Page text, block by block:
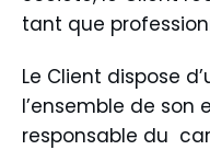
tant que
Le Client dispose
l’ensemble de son
responsable du